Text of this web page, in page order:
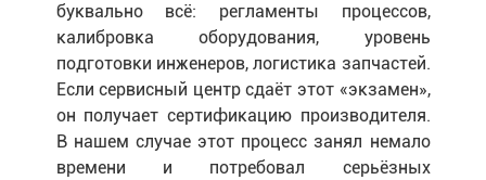
буквально всё: регламенты процессов,
калибровка оборудования, уровень
подготовки инженеров, логистика запчастей.
Если сервисный центр сдаёт этот «экзамен»,
он получает сертификацию производителя.
В нашем случае этот процесс занял немало
времени и потребовал серьёзных